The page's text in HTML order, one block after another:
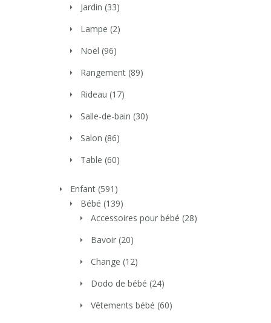
Jardin (33)
Lampe (2)
Noël (96)
Rangement (89)
Rideau (17)
Salle-de-bain (30)
Salon (86)
Table (60)
Enfant (591)
Bébé (139)
Accessoires pour bébé (28)
Bavoir (20)
Change (12)
Dodo de bébé (24)
Vêtements bébé (60)